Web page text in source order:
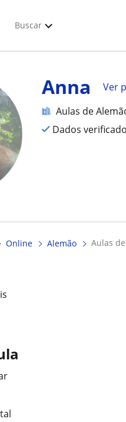
Buscar
Anna
Ver
Aulas de
Dados
Online Alemão aulas